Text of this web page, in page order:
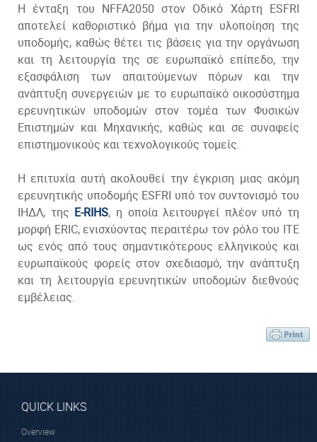
Η ένταξη του NFFA2050 στον Οδικό Χάρτη ESFRI
αποτελεί καθοριστικό βήμα για την υλοποίηση της
υποδομής, καθώς θέτει τις βάσεις για την οργάνωση
και τη λειτουργία της σε ευρωπαϊκό επίπεδο, την
εξασφάλιση των απαιτούμενων πόρων και την
ανάπτυξη συνεργειών με το ευρωπαϊκό οικοσύστημα
ερευνητικών υποδομών στον τομέα των Φυσικών
Επιστημών και Μηχανικής, καθώς και σε συναφείς
επιστημονικούς και τεχνολογικούς τομείς.
Η επιτυχία αυτή ακολουθεί την έγκριση μιας ακόμη
ερευνητικής υποδομής ESFRI υπό τον συντονισμό του
ΙΗΔΛ, της E-RIHS, η οποία λειτουργεί πλέον υπό τη
μορφή ERIC, ενισχύοντας περαιτέρω τον ρόλο του ΙΤΕ
ως ενός από τους σημαντικότερους ελληνικούς και
ευρωπαϊκούς φορείς στον σχεδιασμό, την ανάπτυξη
και τη λειτουργία ερευνητικών υποδομών διεθνούς
εμβέλειας.
QUICK LINKS
Overview